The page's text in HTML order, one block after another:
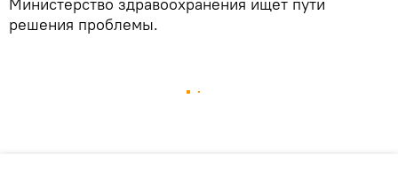
решения проблемы.